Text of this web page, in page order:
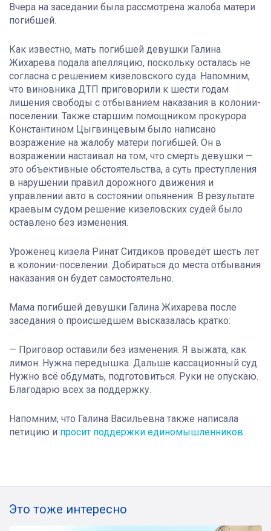
Вчера на заседании была рассмотрена жалоба матери
погибшей.
Как известно, мать погибшей девушки Галина
Жихарева подала апелляцию, поскольку осталась не
согласна с решением кизеловского суда. Напомним,
что виновника ДТП приговорили к шести годам
лишения свободы с отбыванием наказания в колонии-
поселении. Также старшим помощником прокурора
Константином Цыгвинцевым было написано
возражение на жалобу матери погибшей. Он в
возражении настаивал на том, что смерть девушки —
это объективные обстоятельства, а суть преступления
в нарушении правил дорожного движения и
управлении авто в состоянии опьянения. В результате
краевым судом решение кизеловских судей было
оставлено без изменения.
Уроженец кизела Ринат Ситдиков проведёт шесть лет
в колонии-поселении. Добираться до места отбывания
наказания он будет самостоятельно.
Мама погибшей девушки Галина Жихарева после
заседания о происшедшем высказалась кратко:
— Приговор оставили без изменения. Я выжата, как
лимон. Нужна передышка. Дальше кассационный суд.
Нужно всё обдумать, подготовиться. Руки не опускаю.
Благодарю всех за поддержку.
Напомним, что Галина Васильевна также написала
петицию и просит поддержки единомышленников.
Это тоже интересно